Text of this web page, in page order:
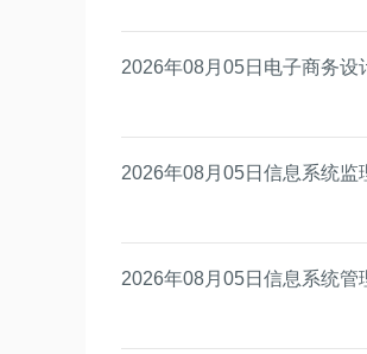
2026年08月05日电子商务设
2026年08月05日信息系统监
2026年08月05日信息系统管